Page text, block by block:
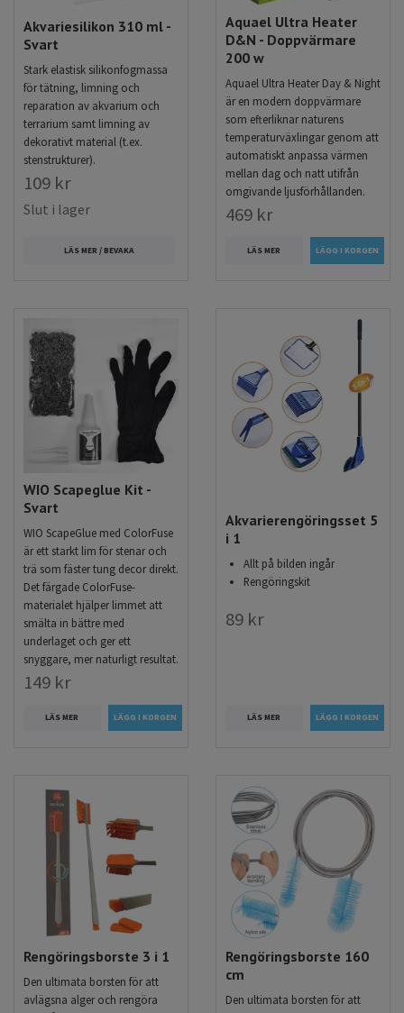
Akvariesilikon 310 ml -
Svart
Stark elastisk silikonfogmassa
för tätning, limning och
reparation av akvarium och
terrarium samt limning av
dekorativt material (t.ex.
stenstrukturer).
109 kr
Slut i lager
LÄS MER / BEVAKA
Aquael Ultra Heater
D&N - Doppvärmare
200 w
Aquael Ultra Heater Day & Night
är en modern doppvärmare
som efterliknar naturens
temperaturväxlingar genom att
automatiskt anpassa värmen
mellan dag och natt utifrån
omgivande ljusförhållanden.
469 kr
LÄS MER
WIO Scapeglue Kit -
Svart
WIO ScapeGlue med ColorFuse
är ett starkt lim för stenar och
trä som fäster tung decor direkt.
Det färgade ColorFuse-
materialet hjälper limmet att
smälta in bättre med
underlaget och ger ett
snyggare, mer naturligt resultat.
149 kr
LÄS MER
Akvarierengöringsset 5
i 1
Allt på bilden ingår
Rengöringskit
89 kr
LÄS MER
Rengöringsborste 3 i 1
Den ultimata borsten för att
avlägsna alger och rengöra
Rengöringsborste 160
cm
Den ultimata borsten för att